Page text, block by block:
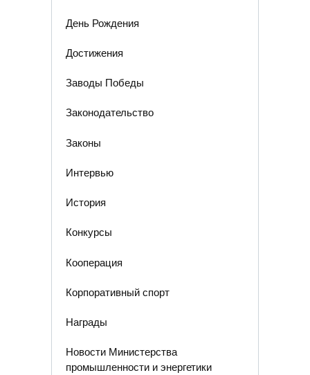
День Рождения
Достижения
Заводы Победы
Законодательство
Законы
Интервью
История
Конкурсы
Кооперация
Корпоративный спорт
Награды
Новости Министерства
промышленности и энергетики